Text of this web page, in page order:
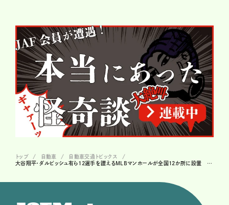
トップ 自動車
自動車交通トピックス
大谷翔平・ダルビッシュ有ら12選手を讃えるMLBマンホールが全国12か所に設置 ARでショートムービーも見られるプロジェクト始動